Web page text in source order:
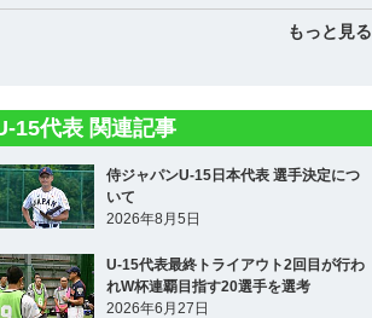
もっと見る
15代表 関連記事
侍ジャパンU-15日本代表 選手決定につ
いて
2026年8月5日
U-15代表最終トライアウト2回目が行わ
れW杯連覇目指す20選手を選考
2026年6月27日